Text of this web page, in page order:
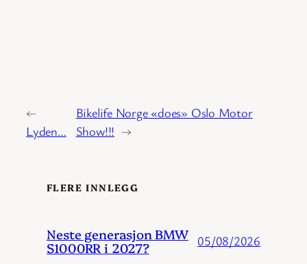
←
Lyden…
Bikelife Norge «does» Oslo Motor
Show!!! →
FLERE INNLEGG
Neste generasjon BMW
S1000RR i 2027? 05/08/2026